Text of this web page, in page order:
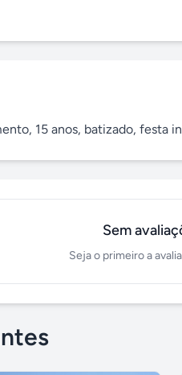
15 anos, batizado, festa
Sem
Seja o primeiro a